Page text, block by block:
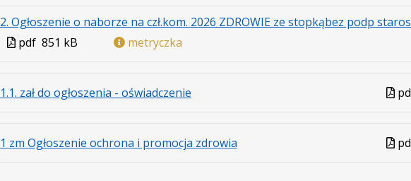
2. Ogłoszenie o naborze na czł.kom. 2026 ZDROWIE ze stopkąbez podp
Plik
pdf 851 kB metryczka
1.1. zał do ogłoszenia - oświadczenie.
formacie:
.
338
.
w
1 zm Ogłoszenie ochrona i promocja zdrowia...